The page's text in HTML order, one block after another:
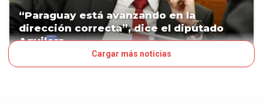
“Paraguay está avanzando en la
dirección correcta”, dice el diputado
Aguilera
Cargar más noticias